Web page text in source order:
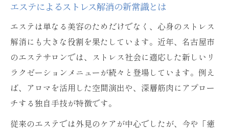
エステによるストレス解消の新常識とは
エステは単なる美容のためだけでなく、心身のストレス
解消にも大きな役割を果たしています。近年、名古屋市
のエステサロンでは、ストレス社会に適応した新しいリ
ラクゼーションメニューが続々と登場しています。例え
ば、アロマを活用した空間演出や、深層筋肉にアプロー
チする独自手技が特徴です。
従来のエステでは外見のケアが中心でしたが、今や「癒